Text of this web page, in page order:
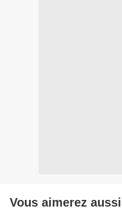
Vous aimerez aussi